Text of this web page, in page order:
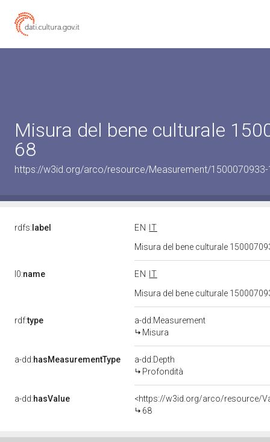
Misura del bene culturale
68
https://w3id.org/arco/resource/Measurement/1500070933-
rdfs: label EN
IT
Misura del bene culturale
l0:name EN
IT
Misura del bene culturale
rdf:type
a-dd:Measurement
Misura
a-dd:hasMeasurementType
a-dd:Depth
Profondità
a-dd:hasValue
<https://w3id.org/arco/resource/
68